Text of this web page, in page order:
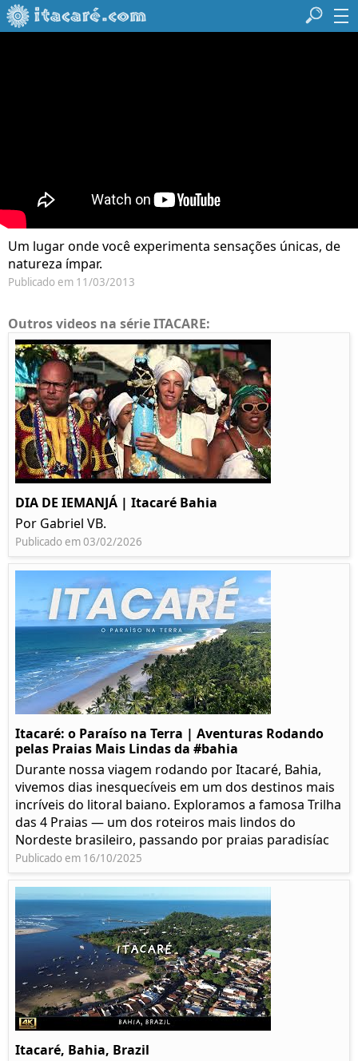
Um lugar onde você experimenta sensações únicas, de
natureza ímpar.
Publicado em 11/03/2013
Outros videos na série ITACARE:
DIA DE IEMANJÁ | Itacaré Bahia
Por Gabriel VB.
Publicado em 03/02/2026
Itacaré: o Paraíso na Terra | Aventuras Rodando
pelas Praias Mais Lindas da #bahia
Durante nossa viagem rodando por Itacaré, Bahia,
vivemos dias inesquecíveis em um dos destinos mais
incríveis do litoral baiano. Exploramos a famosa Trilha
das 4 Praias — um dos roteiros mais lindos do
Nordeste brasileiro, passando por praias paradisíac
Publicado em 16/10/2025
Itacaré, Bahia, Brazil